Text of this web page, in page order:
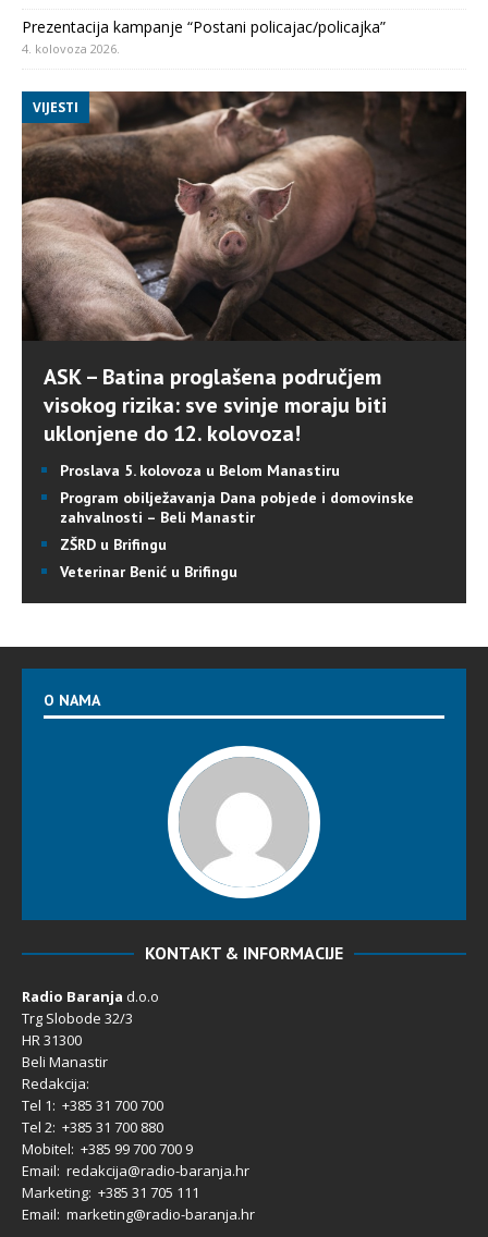
Prezentacija kampanje “Postani policajac/policajka”
4. kolovoza 2026.
VIJESTI
ASK – Batina proglašena područjem
visokog rizika: sve svinje moraju biti
uklonjene do 12. kolovoza!
Proslava 5. kolovoza u Belom Manastiru
Program obilježavanja Dana pobjede i domovinske
zahvalnosti – Beli Manastir
ZŠRD u Brifingu
Veterinar Benić u Brifingu
O NAMA
KONTAKT & INFORMACIJE
Radio Baranja d.o.o
Trg Slobode 32/3
HR 31300
Beli Manastir
Redakcija:
Tel 1: +385 31 700 700
Tel 2: +385 31 700 880
Mobitel: +385 99 700 700 9
Email: redakcija@radio-baranja.hr
Marketing: +385 31 705 111
Email: marketing@radio-baranja.hr